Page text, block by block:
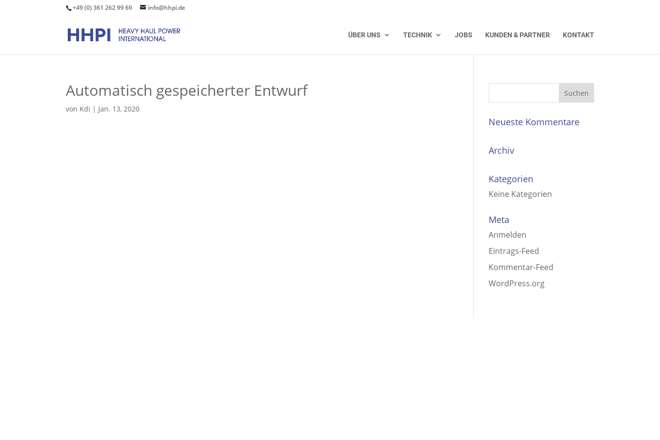
+49 (0) 361 262 99 69 info@hhpi.de
ÜBER UNS TECHNIK JOBS KUNDEN & PARTNER KONTAKT
Automatisch gespeicherter Entwurf
von Kdi | Jan. 13, 2020
Neueste Kommentare
Archiv
Kategorien
Keine Kategorien
Meta
Anmelden
Eintrags-Feed
Kommentar-Feed
WordPress.org